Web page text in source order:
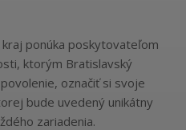
ponúka poskytovateľom
ktorým Bratislavský
označiť si svoje
bude uvedený unikátny
zariadenia.